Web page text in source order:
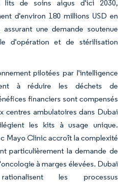
lits de soins aigus d'ici 2030,
d'environ 180 millions USD en
une demande soutenue
d'opération et de stérilisation
pilotées par l'intelligence
à réduire les déchets de
financiers sont compensés
centres ambulatoires dans Dubai
les kits à usage unique.
Mayo Clinic accroît la complexité
particulièrement la demande de
à marges élevées. Dubaï
les processus